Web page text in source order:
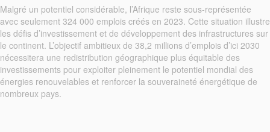
Malgré un potentiel considérable, l’Afrique reste sous-représentée
avec seulement 324 000 emplois créés en 2023. Cette situation illustre
les défis d’investissement et de développement des infrastructures sur
le continent. L’objectif ambitieux de 38,2 millions d’emplois d’ici 2030
nécessitera une redistribution géographique plus équitable des
investissements pour exploiter pleinement le potentiel mondial des
énergies renouvelables et renforcer la souveraineté énergétique de
nombreux pays.